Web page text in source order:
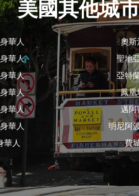
美國其他城
華人
華人
華人
華人
華人
華人
華人
奧
聖地
亞特
鳳
邁
明尼阿
費